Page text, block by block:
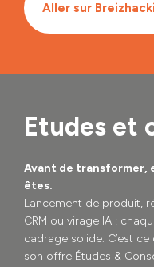
Aller sur
Etudes et
Avant de transformer,
êtes.
Lancement de produit,
CRM ou virage IA :
cadrage solide. C’est
son offre Études &